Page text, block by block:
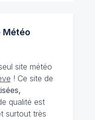
Météo
site météo
! Ce site de
qualité est
surtout très